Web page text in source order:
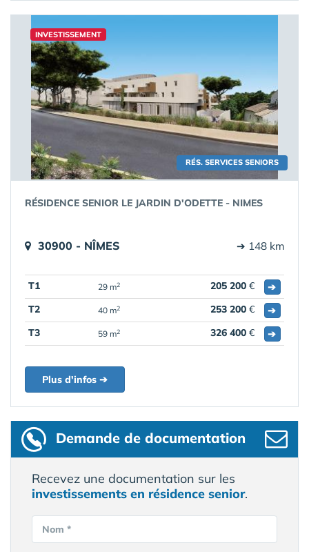
RÉS. SERVICES SENIORS
INVESTISSEMENT
RÉSIDENCE SENIOR LE JARDIN D'ODETTE - NIMES
30900 - NÎMES ➔ 148 km
T1 29 m2 205 200 €
➔
T2
40 m2 253 200 €
➔
T3
59 m2 326 400 € ➔
Plus d'infos ➔
Demande de documentation
Recevez une documentation sur les
investissements en résidence senior.
Nom *